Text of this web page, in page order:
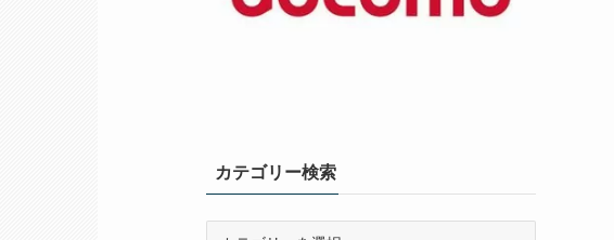
カテゴリー検索